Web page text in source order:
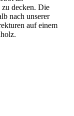
zu decken. Die
nach unserer
auf einem